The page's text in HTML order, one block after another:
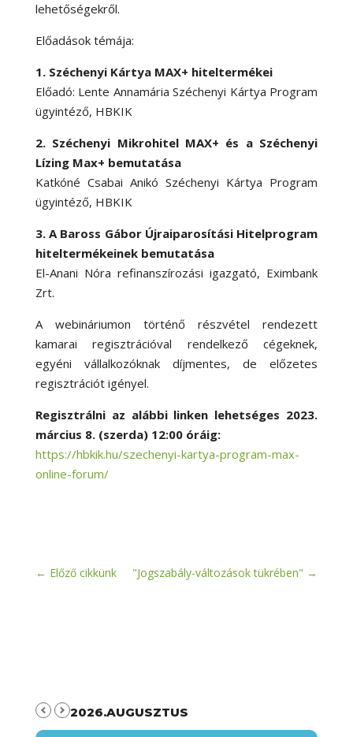
lehetőségekről.
Előadások témája:
1. Széchenyi Kártya MAX+ hiteltermékei
Előadó: Lente Annamária Széchenyi Kártya Program
ügyintéző, HBKIK
2. Széchenyi Mikrohitel MAX+ és a Széchenyi
Lízing Max+ bemutatása
Katkóné Csabai Anikó Széchenyi Kártya Program
ügyintéző, HBKIK
3. A Baross Gábor Újraiparosítási Hitelprogram
hiteltermékeinek bemutatása
El-Anani Nóra refinanszírozási igazgató, Eximbank
Zrt.
A webináriumon történő részvétel rendezett
kamarai regisztrációval rendelkező cégeknek,
egyéni vállalkozóknak díjmentes, de előzetes
regisztrációt igényel.
Regisztrálni az alábbi linken lehetséges 2023.
március 8. (szerda) 12:00 óráig:
https://hbkik.hu/szechenyi-kartya-program-max-
online-forum/
← Előző cikkünk "Jogszabály-változások tükrében" →
2026.AUGUSZTUS